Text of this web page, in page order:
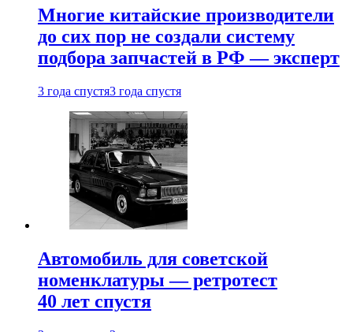
Многие китайские производители
до сих пор не создали систему
подбора запчастей в РФ — эксперт
3 года спустя3 года спустя
Автомобиль для советской
номенклатуры — ретротест
40 лет спустя